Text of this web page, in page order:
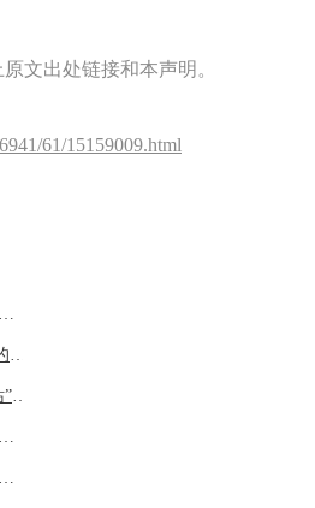
文出处链接和本声明。
61/15159009.html